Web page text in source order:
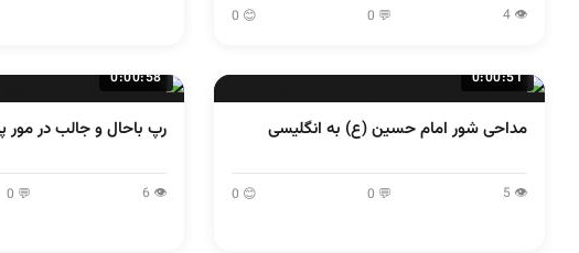
👁 4
💬 0
😊 0
0:00:51
مداحی شور امام حسین (ع) به انگلیسی
👁 5
💬 0
😊 0
0:00:58
رپ باحال و جالب در مور
👁 6
💬 0